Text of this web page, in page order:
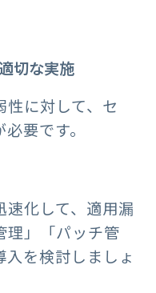
切な実施
に対して、セ
要です。
化して、適用漏
理」「パッチ管
を検討しましょ